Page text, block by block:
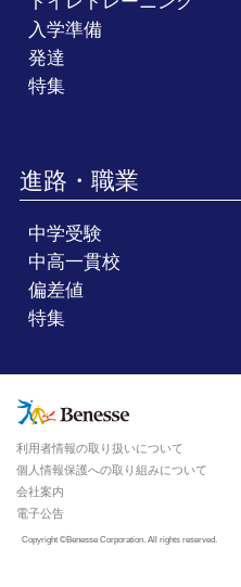
入学準備
発達
特集
進路・職業
中学受験
中高一貫校
偏差値
特集
Copyright ©Benesse Corporation. All rights reserved.
利用者情報の取り扱いについて
個人情報保護への取り組みについて
会社案内
電子公告